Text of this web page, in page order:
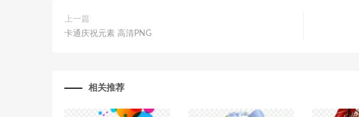
上一篇
卡通庆祝元素 高清PNG
相关推荐